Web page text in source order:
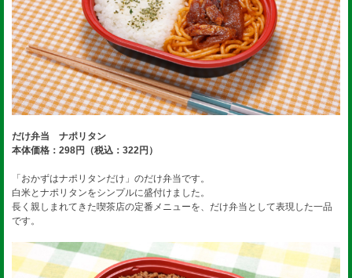
だけ弁当 ナポリタン
本体価格：298円（税込：322円）
「おかずはナポリタンだけ」のだけ弁当です。
白米とナポリタンをシンプルに盛付けました。
長く親しまれてきた喫茶店の定番メニューを、だけ弁当として表現した一品
です。